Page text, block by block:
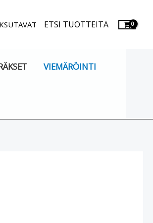
ETSI TUOTTEITA
VIEMÄRÖINTI